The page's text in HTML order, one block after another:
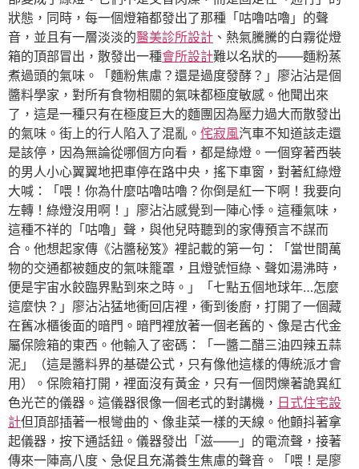
狀態，同時，每一個燈箱都發出了那種「咕嚕咕嚕」的聲
音，並且有一層淡淡的醫美診所設計 、熱氣騰騰的白霧從燈
箱的頂部冒出，散發出一種會所設計難以名狀的——麵粉蒸
煮過頭的氣味。「麵粉焦慮？還是過度發酵？」廖沾沾是個
醬料學家，對所有食物相關的氣味都極度敏感。他聞出來
了，這是一種只有在極度巨大的麵團因為壓力過大而散發出
的氣味。街上的行人陷入了混亂。 侘寂風汽車不知道該走還
是該停，因為無論從哪個方向看，都是綠燈。一個穿著西裝
的男人小心翼翼地把車停在路中央，搖下車窗，對著紅綠燈
大喊：「喂！你為什麼咕嚕咕嚕？你倒是紅一下啊！我要向
左轉！綠燈沒用啊！」廖沾沾感覺到一陣心悸。這種氣味，
這種不祥的「咕嚕」聲，與他兒時聽到的家傳預言不謀而
合。他想起家傳《沾醬秘笈》裡記載的第一句：「當世間萬
物的交通都被麵皮的氣味籠罩，且燈號恒綠、聲如湯沸時，
便是宇宙水餃臨界點到來之時。」「七點五個地球年…怎麼
這麼快？」廖沾沾猛地衝回店裡，衝到後廚，打開了一個藏
在舊冰櫃後面的暗門。暗門裡放著一個老舊的、像是古代金
屬保險箱的東西。他輸入了密碼：「一醬二醋三油四辣五蒜
泥」（這是醬料界的基礎公式，只有像他這樣的傳統派才會
用）。保險箱打開，裡面沒有黃金，只有一個閃爍著詭異紅
色光芒的儀器。這儀器很像一個老式的對講機， 日式住宅設
計但頂部插著一根彎曲的、像韭菜一樣的天線。他顫抖著拿
起儀器，按下通話鈕。儀器發出「滋——」的電流聲，接著
傳來一陣高八度、急促且充滿養生焦慮的聲音。「喂！是廖